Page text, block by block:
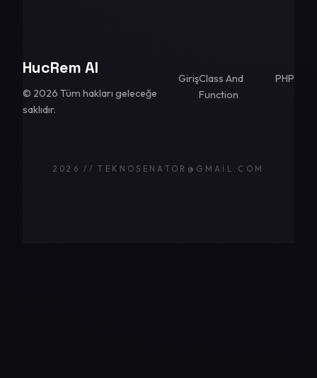
HucRem AI
© 2026 Tüm hakları geleceğe
saklıdır.
GirişClass And
Function
PHP
2026 // TEKNOSENATOR@GMAIL.COM